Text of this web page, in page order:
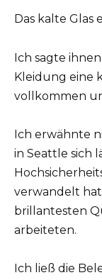
Das kalte Glas
Ich sagte
Kleidung eine
vollkommen
Ich erwähnte
in Seattle sich
verwandelt
brillantesten
arbeiteten.
Ich ließ die